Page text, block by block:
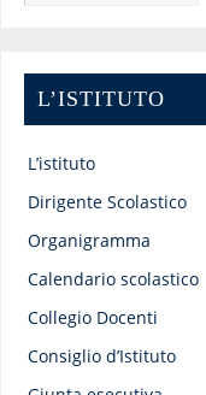
L’ISTITUTO
L’istituto
Dirigente Scolastico
Organigramma
Calendario scolastico
Collegio Docenti
Consiglio d’Istituto